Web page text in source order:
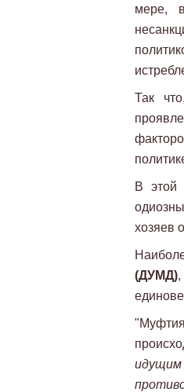
мере,
Так
В этой
хозяев
(ДУМД)